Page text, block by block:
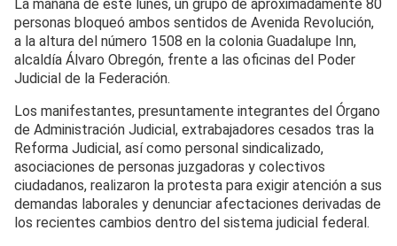
La mañana de este lunes, un grupo de aproximadamente 80
personas bloqueó ambos sentidos de Avenida Revolución,
a la altura del número 1508 en la colonia Guadalupe Inn,
alcaldía Álvaro Obregón, frente a las oficinas del Poder
Judicial de la Federación.
Los manifestantes, presuntamente integrantes del Órgano
de Administración Judicial, extrabajadores cesados tras la
Reforma Judicial, así como personal sindicalizado,
asociaciones de personas juzgadoras y colectivos
ciudadanos, realizaron la protesta para exigir atención a sus
demandas laborales y denunciar afectaciones derivadas de
los recientes cambios dentro del sistema judicial federal.